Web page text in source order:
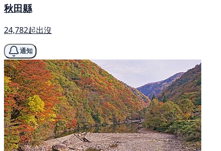
秋田縣
24,782起出沒
通知